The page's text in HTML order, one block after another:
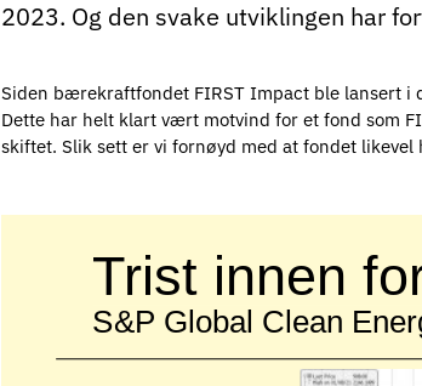
2023. Og den svake utviklingen har
Siden bærekraftfondet FIRST Impact ble lansert i
Dette har helt klart vært motvind for et fond som
skiftet. Slik sett er vi fornøyd med at fondet